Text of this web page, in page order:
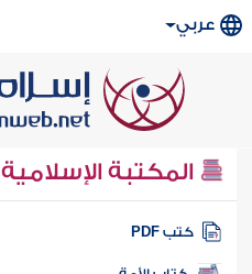
عربي
المكتبة الإسلامية
كتب PDF